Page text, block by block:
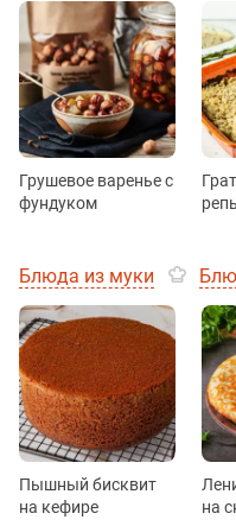
Грушевое варенье с
фундуком
Блюда из муки
Пышный бисквит
на кефире
на